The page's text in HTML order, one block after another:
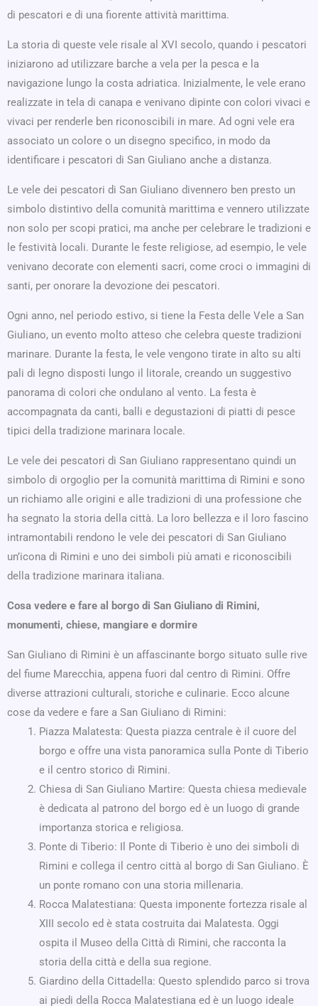
di pescatori e di una fiorente attività marittima.
La storia di queste vele risale al XVI secolo, quando i pescatori
iniziarono ad utilizzare barche a vela per la pesca e la
navigazione lungo la costa adriatica. Inizialmente, le vele erano
realizzate in tela di canapa e venivano dipinte con colori vivaci e
vivaci per renderle ben riconoscibili in mare. Ad ogni vele era
associato un colore o un disegno specifico, in modo da
identificare i pescatori di San Giuliano anche a distanza.
Le vele dei pescatori di San Giuliano divennero ben presto un
simbolo distintivo della comunità marittima e vennero utilizzate
non solo per scopi pratici, ma anche per celebrare le tradizioni e
le festività locali. Durante le feste religiose, ad esempio, le vele
venivano decorate con elementi sacri, come croci o immagini di
santi, per onorare la devozione dei pescatori.
Ogni anno, nel periodo estivo, si tiene la Festa delle Vele a San
Giuliano, un evento molto atteso che celebra queste tradizioni
marinare. Durante la festa, le vele vengono tirate in alto su alti
pali di legno disposti lungo il litorale, creando un suggestivo
panorama di colori che ondulano al vento. La festa è
accompagnata da canti, balli e degustazioni di piatti di pesce
tipici della tradizione marinara locale.
Le vele dei pescatori di San Giuliano rappresentano quindi un
simbolo di orgoglio per la comunità marittima di Rimini e sono
un richiamo alle origini e alle tradizioni di una professione che
ha segnato la storia della città. La loro bellezza e il loro fascino
intramontabili rendono le vele dei pescatori di San Giuliano
un’icona di Rimini e uno dei simboli più amati e riconoscibili
della tradizione marinara italiana.
Cosa vedere e fare al borgo di San Giuliano di Rimini,
monumenti, chiese, mangiare e dormire
San Giuliano di Rimini è un affascinante borgo situato sulle rive
del fiume Marecchia, appena fuori dal centro di Rimini. Offre
diverse attrazioni culturali, storiche e culinarie. Ecco alcune
cose da vedere e fare a San Giuliano di Rimini:
Piazza Malatesta: Questa piazza centrale è il cuore del
borgo e offre una vista panoramica sulla Ponte di Tiberio
e il centro storico di Rimini.
Chiesa di San Giuliano Martire: Questa chiesa medievale
è dedicata al patrono del borgo ed è un luogo di grande
importanza storica e religiosa.
Ponte di Tiberio: Il Ponte di Tiberio è uno dei simboli di
Rimini e collega il centro città al borgo di San Giuliano. È
un ponte romano con una storia millenaria.
Rocca Malatestiana: Questa imponente fortezza risale al
XIII secolo ed è stata costruita dai Malatesta. Oggi
ospita il Museo della Città di Rimini, che racconta la
storia della città e della sua regione.
Giardino della Cittadella: Questo splendido parco si trova
ai piedi della Rocca Malatestiana ed è un luogo ideale